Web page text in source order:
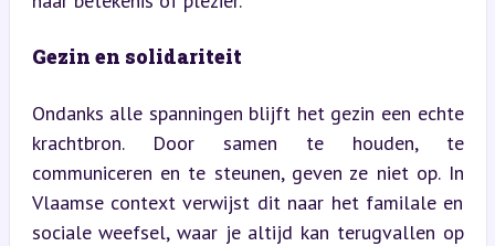
Gezin en solidariteit
Ondanks alle spanningen blijft het gezin een echte
krachtbron. Door samen te houden, te
communiceren en te steunen, geven ze niet op. In
Vlaamse context verwijst dit naar het familale en
sociale weefsel, waar je altijd kan terugvallen op